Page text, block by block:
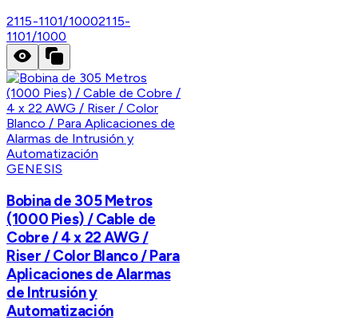
2115-1101/10002115-
1101/1000
GENESIS
Bobina de 305 Metros
(1000 Pies) / Cable de
Cobre / 4 x 22 AWG /
Riser / Color Blanco / Para
Aplicaciones de Alarmas
de Intrusión y
Automatización